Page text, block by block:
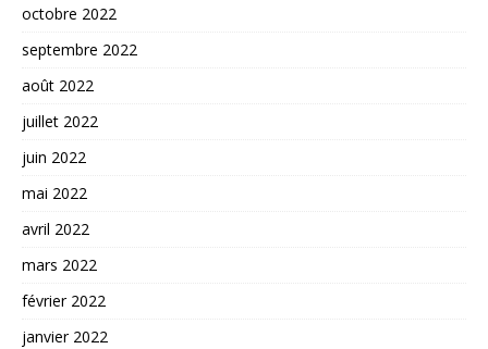
octobre 2022
septembre 2022
août 2022
juillet 2022
juin 2022
mai 2022
avril 2022
mars 2022
février 2022
janvier 2022